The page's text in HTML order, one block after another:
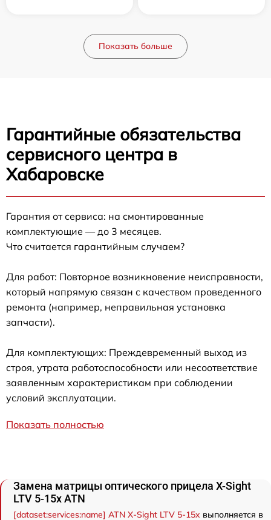
Показать больше
Гарантийные обязательства
сервисного центра в
Хабаровске
Гарантия от сервиса: на смонтированные
комплектующие — до 3 месяцев.
Что считается гарантийным случаем?
Для работ: Повторное возникновение неисправности,
который напрямую связан с качеством проведенного
ремонта (например, неправильная установка
запчасти).
Для комплектующих: Преждевременный выход из
строя, утрата работоспособности или несоответствие
заявленным характеристикам при соблюдении
условий эксплуатации.
Показать полностью
Замена матрицы оптического прицела X-Sight
LTV 5-15x ATN
[dataset:services:name] ATN X-Sight LTV 5-15x выполняется в